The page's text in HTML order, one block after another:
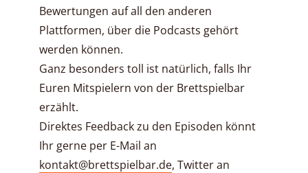
Bewertungen auf all den anderen
Plattformen, über die Podcasts gehört
werden können.
Ganz besonders toll ist natürlich, falls Ihr
Euren Mitspielern von der Brettspielbar
erzählt.
Direktes Feedback zu den Episoden könnt
Ihr gerne per E-Mail an
kontakt@brettspielbar.de, Twitter an